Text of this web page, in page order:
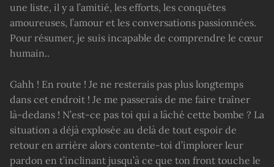
une liste, il y a l’amitié, les efforts, les conquêtes
amoureuses, l’amour et les conversations passionnées.
Pour résumer, je suis incapable de comprendre le cœur
humain..
Gahh ! En route ! Je ne resterais pas plus longtemps
dans cet endroit ! Je me passerais de me faire traîner
là-dedans ! N’est-ce pas toi qui a lâché cette bombe ? La
situation a déjà explosée au delà de tout espoir de
retour en arrière alors contente-toi d’implorer leur
pardon en t’inclinant jusqu’à ce que ton front touche le